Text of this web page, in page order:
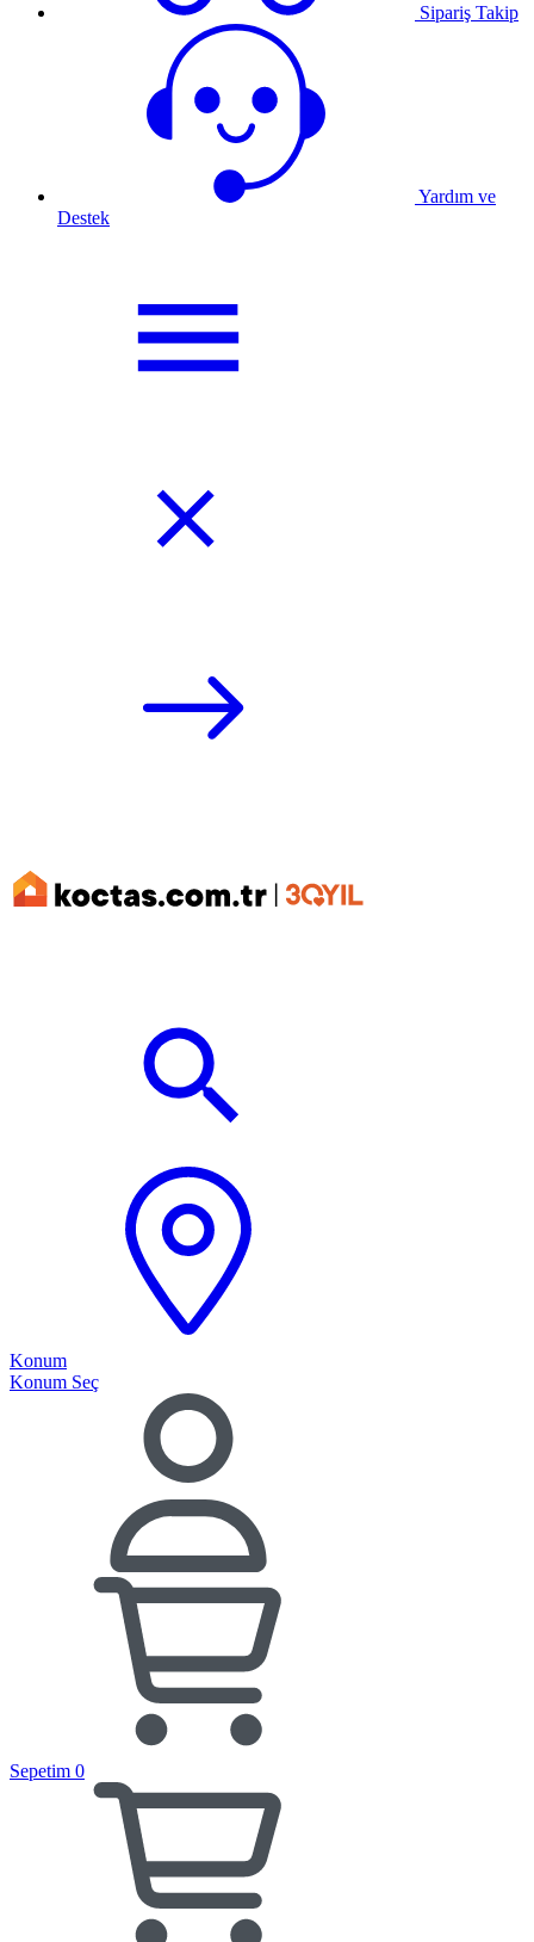
Sipariş Takip
Yardım ve
Destek
Konum
Konum Seç
Sepetim 0